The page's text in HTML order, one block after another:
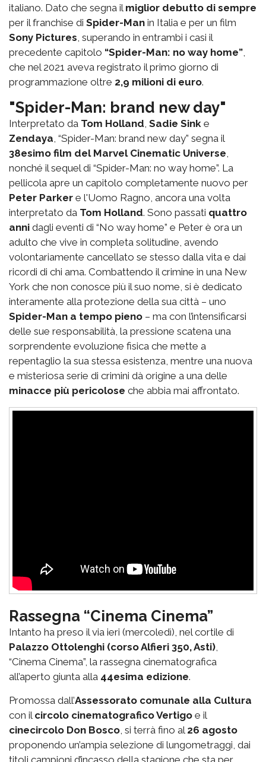
italiano. Dato che segna il miglior debutto di sempre
per il franchise di Spider-Man in Italia e per un film
Sony Pictures, superando in entrambi i casi il
precedente capitolo “Spider-Man: no way home”,
che nel 2021 aveva registrato il primo giorno di
programmazione oltre 2,9 milioni di euro.
"Spider-Man: brand new day"
Interpretato da Tom Holland, Sadie Sink e
Zendaya, “Spider-Man: brand new day” segna il
38esimo film del Marvel Cinematic Universe,
nonché il sequel di “Spider-Man: no way home”. La
pellicola apre un capitolo completamente nuovo per
Peter Parker e l'Uomo Ragno, ancora una volta
interpretato da Tom Holland. Sono passati quattro
anni dagli eventi di “No way home” e Peter è ora un
adulto che vive in completa solitudine, avendo
volontariamente cancellato se stesso dalla vita e dai
ricordi di chi ama. Combattendo il crimine in una New
York che non conosce più il suo nome, si è dedicato
interamente alla protezione della sua città – uno
Spider-Man a tempo pieno – ma con l’intensificarsi
delle sue responsabilità, la pressione scatena una
sorprendente evoluzione fisica che mette a
repentaglio la sua stessa esistenza, mentre una nuova
e misteriosa serie di crimini dà origine a una delle
minacce più pericolose che abbia mai affrontato.
Rassegna “Cinema Cinema”
Intanto ha preso il via ieri (mercoledì), nel cortile di
Palazzo Ottolenghi (corso Alfieri 350, Asti),
“Cinema Cinema”, la rassegna cinematografica
all’aperto giunta alla 44esima edizione.
Promossa dall’Assessorato comunale alla Cultura
con il circolo cinematografico Vertigo e il
cinecircolo Don Bosco, si terrà fino al 26 agosto
proponendo un’ampia selezione di lungometraggi, dai